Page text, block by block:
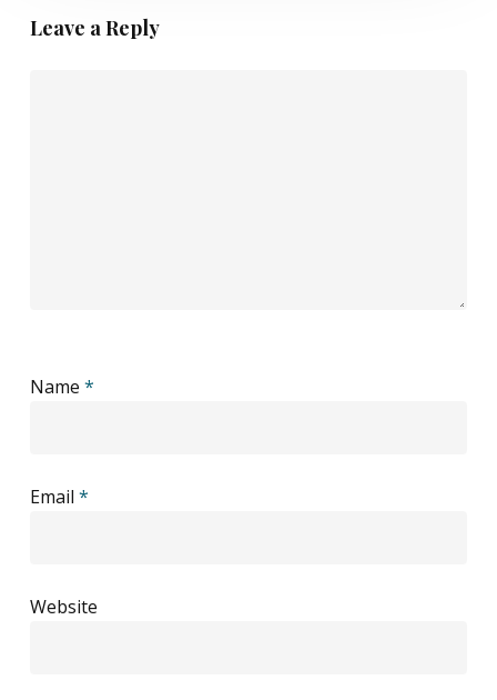
Leave a Reply
Name *
Email *
Website